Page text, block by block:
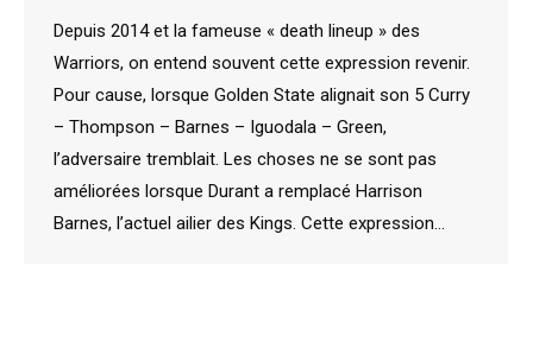
Depuis 2014 et la fameuse « death lineup » des
Warriors, on entend souvent cette expression revenir.
Pour cause, lorsque Golden State alignait son 5 Curry
– Thompson – Barnes – Iguodala – Green,
l’adversaire tremblait. Les choses ne se sont pas
améliorées lorsque Durant a remplacé Harrison
Barnes, l’actuel ailier des Kings. Cette expression…